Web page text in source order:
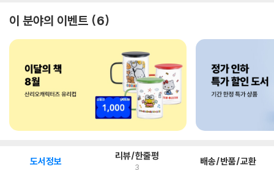
이 분야의 이벤트 6
도서정보 리뷰/한줄평
3 배송/반품/교환